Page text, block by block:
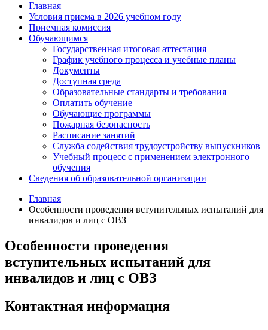
Главная
Условия приема в 2026 учебном году
Приемная комиссия
Обучающимся
Государственная итоговая аттестация
График учебного процесса и учебные планы
Документы
Доступная среда
Образовательные стандарты и требования
Оплатить обучение
Обучающие программы
Пожарная безопасность
Расписание занятий
Служба содействия трудоустройству выпускников
Учебный процесс с применением электронного
обучения
Сведения об образовательной организации
Главная
Особенности проведения вступительных испытаний для
инвалидов и лиц с ОВЗ
Особенности проведения
вступительных испытаний для
инвалидов и лиц с ОВЗ
Контактная информация